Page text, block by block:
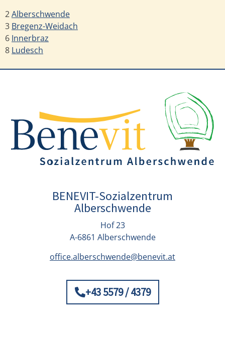
2Alberschwende
3 Bregenz-Weidach
6 Innerbraz
8 Ludesch
BENEVIT-Sozialzentrum
Alberschwende
Hof 23
A-6861 Alberschwende
office.alberschwende@benevit.at
+43 5579 / 4379